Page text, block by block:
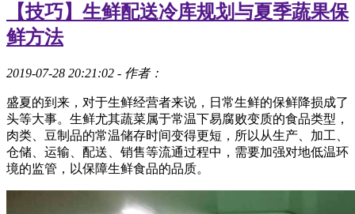
【技巧】生鲜配送冷库规划与夏季蔬果保
鲜方法
2019-07-28 20:21:02 - 作者：
盛夏的到来，对于生鲜经营者来说，日常生鲜的保鲜降损成了
头等大事。生鲜尤其蔬菜属于常温下易腐败变质的食品类型，
肉类、豆制品的常温储存时间变得更短，所以从生产、加工、
仓储、运输、配送、销售等流通过程中，需要加强对地低温环
境的监管，以保障生鲜食品的品质。